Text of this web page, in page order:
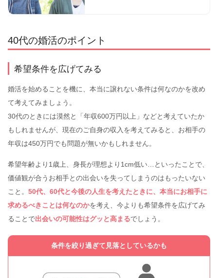
40代の婚活のポイント
希望条件を広げてみる
婚活を始めることを機に、本当に譲れない条件は何なのかを改め
て考えてみましょう。
30代のときには漠然と「年収600万円以上」などと考えていたか
もしれませんが、現在のご自身の収入を考えてみると、お相手の
年収は450万円でも問題が無いかもしれません。
希望年齢より1歳上、身長が理想より1cm低い…といったことで、
価値観が合うお相手との出会いを失ってしまうのはもったいない
こと。 50代、60代と今後の人生を考えたときに、本当にお相手に
求めるべきことは何なのかを考え、今よりも希望条件を広げてみ
ることで出会いの可能性はグッと高まるでしょう。
条件を絞り過ぎて見落としているかも